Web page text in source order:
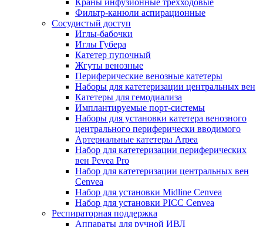
Краны инфузионные трёхходовые
Фильтр-канюли аспирационные
Сосудистый доступ
Иглы-бабочки
Иглы Губера
Катетер пупочный
Жгуты венозные
Периферические венозные катетеры
Наборы для катетеризации центральных вен
Катетеры для гемодиализа
Имплантируемые порт‑системы
Наборы для установки катетера венозного
центрального периферически вводимого
Артериальные катетеры Arpea
Набор для катетеризации периферических
вен Pevea Pro
Набор для катетеризации центральных вен
Cenvea
Набор для установки Midline Cenvea
Набор для установки PICC Cenvea
Респираторная поддержка
Аппараты для ручной ИВЛ